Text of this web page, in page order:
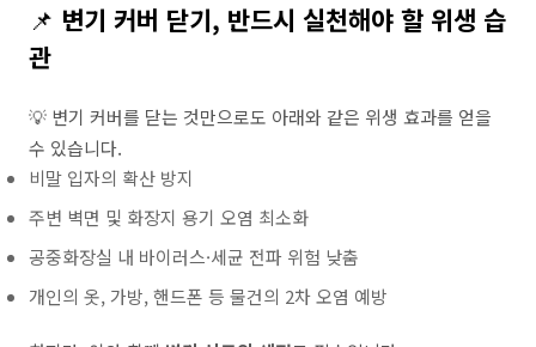
📌 변기 커버 닫기, 반드시 실천해야 할 위생 습
관
💡 변기 커버를 닫는 것만으로도 아래와 같은 위생 효과를 얻을
수 있습니다.
비말 입자의 확산 방지
주변 벽면 및 화장지 용기 오염 최소화
공중화장실 내 바이러스·세균 전파 위험 낮춤
개인의 옷, 가방, 핸드폰 등 물건의 2차 오염 예방